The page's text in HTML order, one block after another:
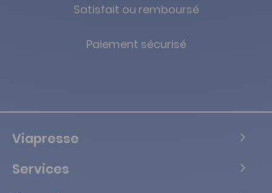
Satisfait ou remboursé
Paiement sécurisé
Viapresse
Services